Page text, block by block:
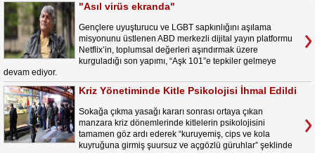
"Asıl virüs ekranda"
Gençlere uyuşturucu ve LGBT sapkınlığını aşılama
misyonunu üstlenen ABD merkezli dijital yayın platformu
Netflix’in, toplumsal değerleri aşındırmak üzere
kurguladığı son yapımı, “Aşk 101”e tepkiler gelmeye
devam ediyor.
Kriz Yönetiminde Kitle Psikolojisi İhmal Edildi
Sokağa çıkma yasağı kararı sonrası ortaya çıkan
manzara kriz dönemlerinde kitlelerin psikolojisini
tamamen göz ardı ederek “kuruyemiş, cips ve kola
kuyruğuna girmiş şuursuz ve açgözlü güruhlar” şeklinde